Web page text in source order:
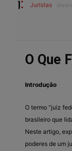
Juristas Mestre
O Que
Introdução
O termo “juiz
brasileiro que
Neste artigo,
poderes de um